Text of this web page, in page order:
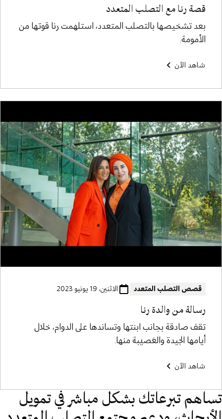
قصة رنا مع التصلب المتعدد
بعد تشخيصها بالتصلب المتعدد، استلهمت رنا قوتها من
الأمومة.
شاهد الآن
قصص التصلب المتعدد الاثنين، 19 يونيو 2023
رسالة من والدة رنا
تقف صادقة بجانب ابنتها وتساندها على الدوام، خلال
أيامها الجيدة والعَصيبة منها.
شاهد الآن
تساهم تبرعاتك بشكل مباشر في تمويل